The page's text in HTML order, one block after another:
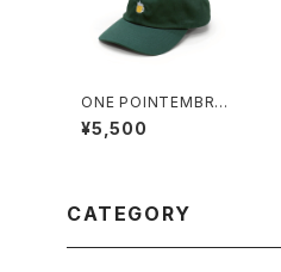
ONE POINTEMBROI
DERED CAP “beer”
cotton
¥5,500
CATEGORY